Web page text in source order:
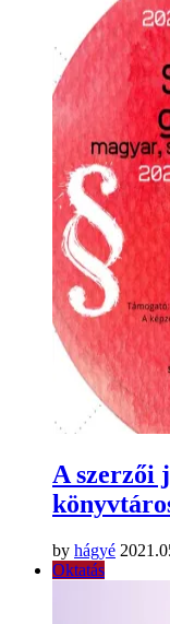
A szerzői
by hágyé
Oktatás